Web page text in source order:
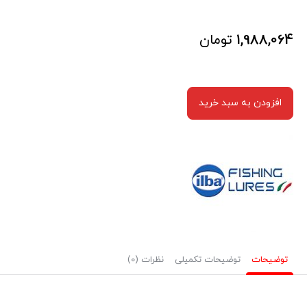
1,988,064 تومان
افزودن به سبد خرید
توضیحات توضیحات تکمیلی نظرات (0)